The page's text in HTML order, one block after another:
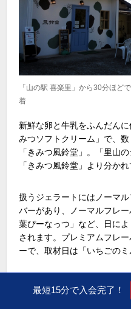
「山の駅 喜楽里」から30分ほど
着
新鮮な卵と牛乳をふんだん
みつソフトクリーム」で、
「きみつ風鈴堂」。「里山
「きみつ風鈴堂」より分か
扱うジェラートにはノーマ
バーがあり、ノーマルフレ
葉ぴーなっつ」など、日に
されます。プレミアムフレ
ーで、取材日は「いちごのミ
入店後、券売機でチケット
て看板を見てメニューを決
最短15分で入会完了！